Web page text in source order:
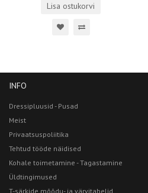
Lisa ostukorvi
INFO
Dressipluusid - Pusad
Meist
Privaatsuspoliitika
Tehtud tööde näidised
Kohale toimetamine - Tagastamine
Üldtingimused
T-särkide mõõdu- ja värvitabelid